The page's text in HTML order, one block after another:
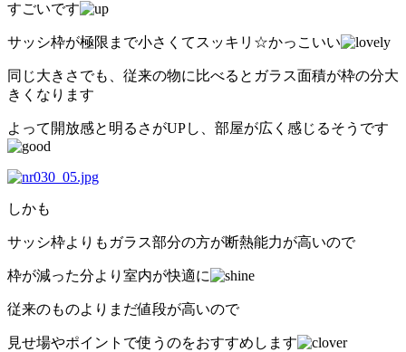
すごいです
サッシ枠が極限まで小さくてスッキリ☆かっこいい
同じ大きさでも、従来の物に比べるとガラス面積が枠の分大
きくなります
よって開放感と明るさがUPし、部屋が広く感じるそうです
しかも
サッシ枠よりもガラス部分の方が断熱能力が高いので
枠が減った分より室内が快適に
従来のものよりまだ値段が高いので
見せ場やポイントで使うのをおすすめします